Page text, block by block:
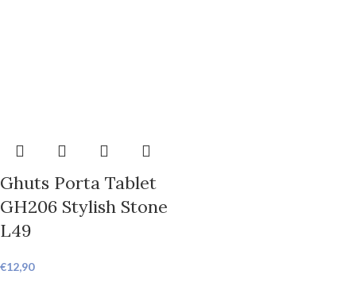
Ghuts Porta Tablet
GH206 Stylish Stone
L49
€12,90